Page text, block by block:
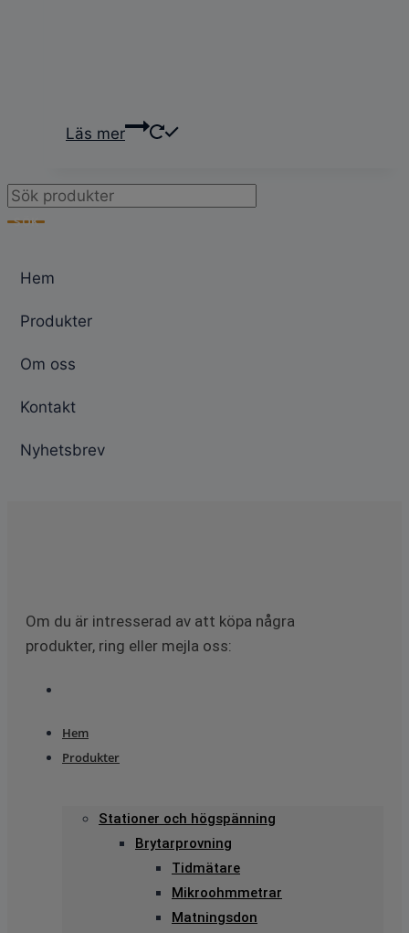
Läs mer
Products
search
SÖK
Hem
Produkter
Om oss
Kontakt
Nyhetsbrev
Om du är intresserad av att köpa några
produkter, ring eller mejla oss:
Hem
Produkter
Stationer och högspänning
Brytarprovning
Tidmätare
Mikroohmmetrar
Matningsdon